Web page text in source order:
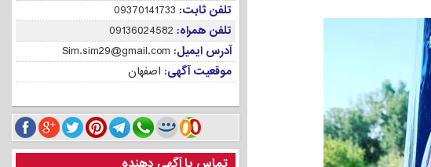
تلفن ثابت: 09370141733
تلفن همراه: 09136024582
آدرس ایمیل: Sim.sim29@gmail.com
موقعیت آگهی: اصفهان